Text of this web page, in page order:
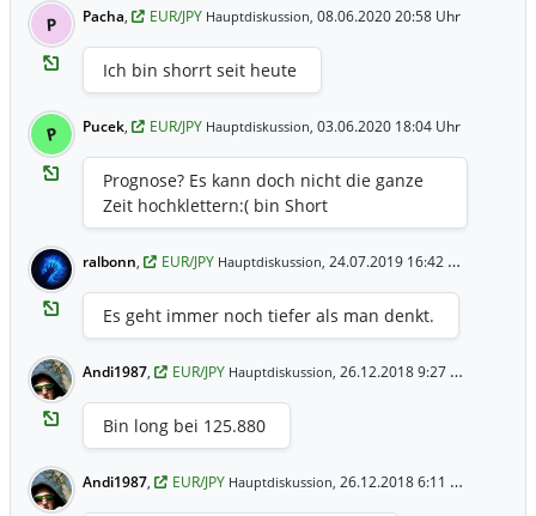
P Pacha, EUR/JPY Hauptdiskussion, 08.06.2020 20:58 Uhr
Ich bin shorrt seit heute
P Pucek, EUR/JPY Hauptdiskussion, 03.06.2020 18:04 Uhr
Prognose? Es kann doch nicht die ganze
Zeit hochklettern:( bin Short
ralbonn, EUR/JPY Hauptdiskussion, 24.07.2019 16:42 Uhr
Es geht immer noch tiefer als man denkt.
Andi1987, EUR/JPY Hauptdiskussion, 26.12.2018 9:27 Uhr
Bin long bei 125.880
Andi1987, EUR/JPY Hauptdiskussion, 26.12.2018 6:11 Uhr